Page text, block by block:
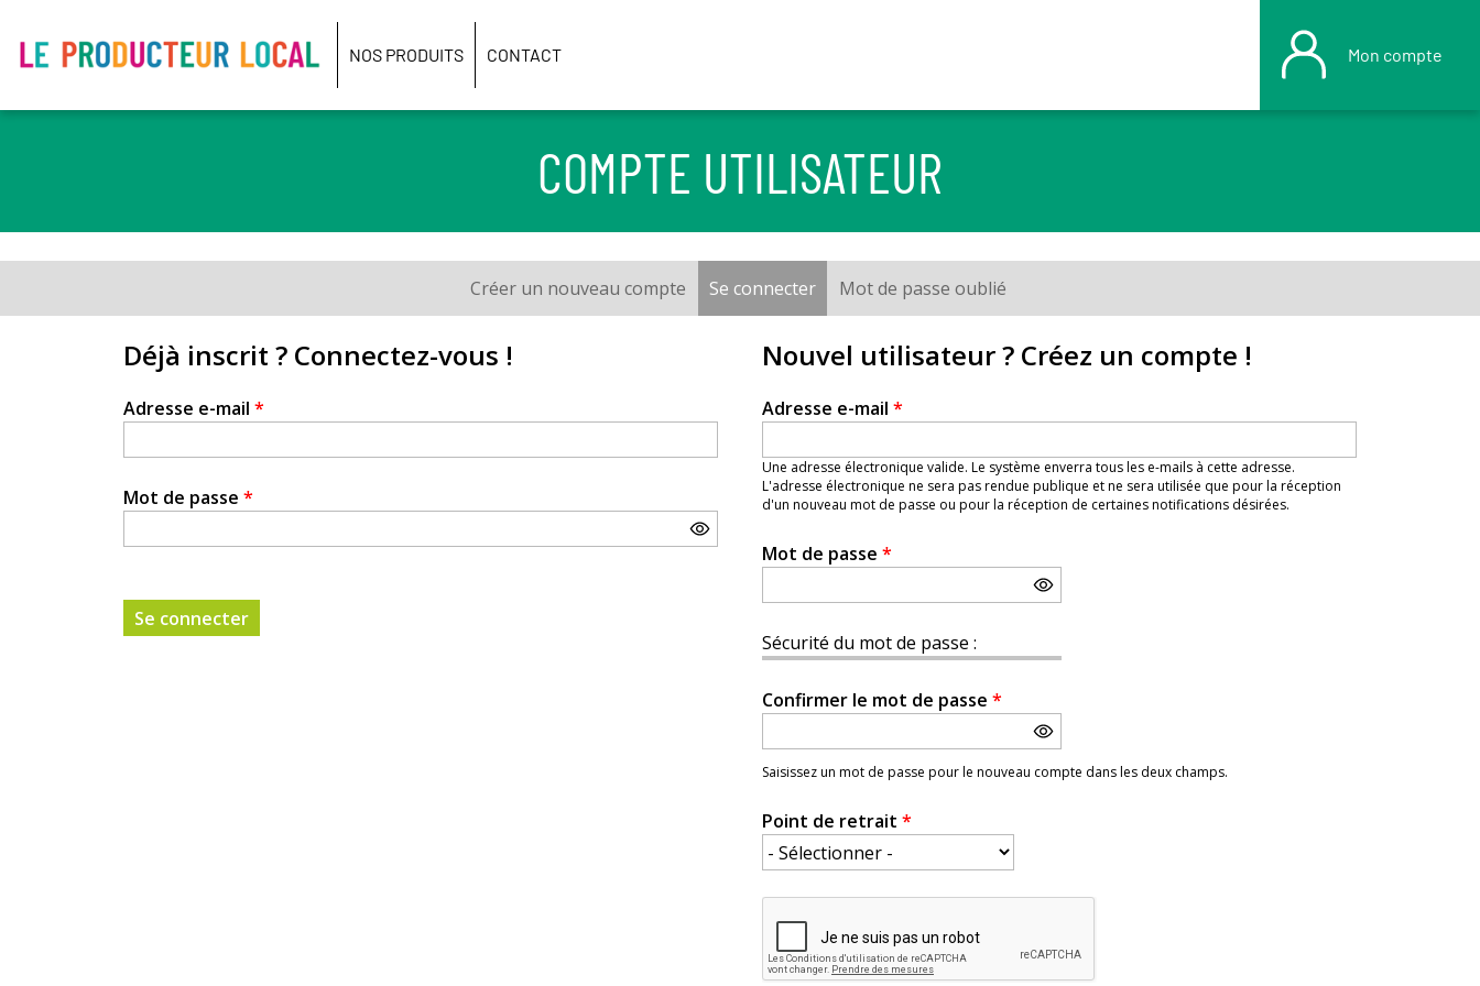
local
-
Bois
NOS PRODUITS CONTACT Mon compte
COMPTE UTILISATEUR
principaux
Créer un nouveau compte Se connecter (onglet actif)
Mot de passe oublié
Déjà inscrit ? Connectez-vous !
Adresse e-mail *
Mot de passe *
Nouvel utilisateur ? Créez un compte !
Adresse e-mail *
Une adresse électronique valide. Le système enverra tous les e-mails à cette adresse.
L'adresse électronique ne sera pas rendue publique et ne sera utilisée que pour la réception
d'un nouveau mot de passe ou pour la réception de certaines notifications désirées.
Mot de passe *
Sécurité du mot de passe :
Confirmer le mot de passe *
Saisissez un mot de passe pour le nouveau compte dans les deux champs.
Point de retrait *